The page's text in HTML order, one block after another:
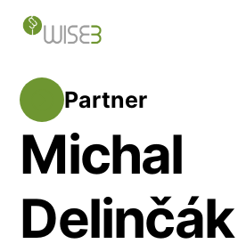
Partner
Michal
Delinčák